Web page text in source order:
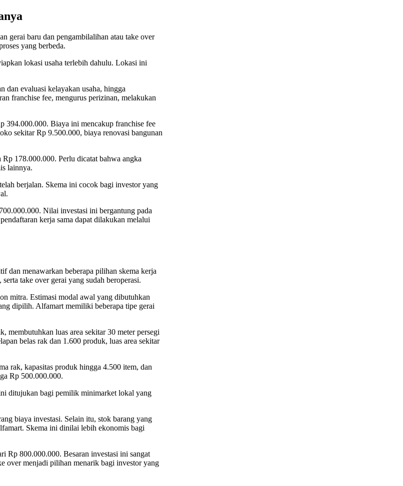
gerai baru dan pengambilalihan atau take over
yang berbeda.
lokasi usaha terlebih dahulu. Lokasi ini
dan evaluasi kelayakan usaha, hingga
franchise fee, mengurus perizinan, melakukan
394.000.000. Biaya ini mencakup franchise fee
sekitar Rp 9.500.000, biaya renovasi bangunan
178.000.000. Perlu dicatat bahwa angka
lainnya.
berjalan. Skema ini cocok bagi investor yang
Nilai investasi ini bergantung pada
kerja sama dapat dilakukan melalui
dan menawarkan beberapa pilihan skema kerja
take over gerai yang sudah beroperasi.
mitra. Estimasi modal awal yang dibutuhkan
dipilih. Alfamart memiliki beberapa tipe gerai
membutuhkan luas area sekitar 30 meter persegi
belas rak dan 1.600 produk, luas area sekitar
rak, kapasitas produk hingga 4.500 item, dan
Rp 500.000.000.
ditujukan bagi pemilik minimarket lokal yang
biaya investasi. Selain itu, stok barang yang
Skema ini dinilai lebih ekonomis bagi
Rp 800.000.000. Besaran investasi ini sangat
over menjadi pilihan menarik bagi investor yang